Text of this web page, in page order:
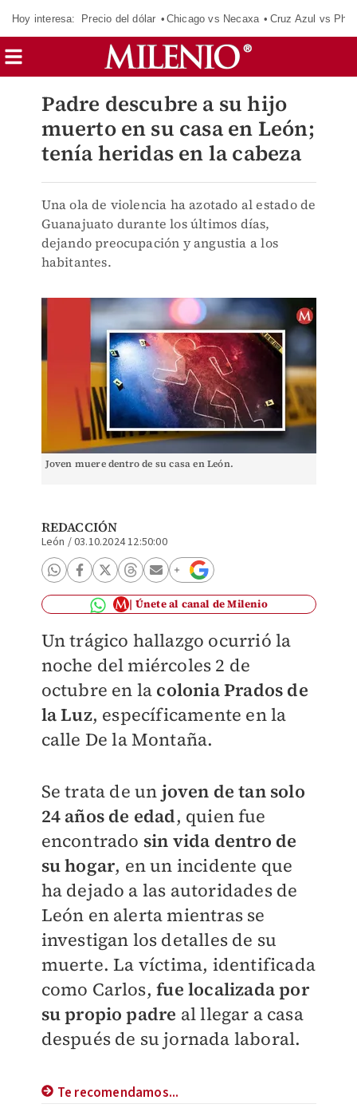
Hoy interesa: Precio del dólar Chicago vs Necaxa Cruz Azul vs
Padre descubre a su hijo
muerto en su casa en León;
tenía heridas en la cabeza
Una ola de violencia ha azotado al estado de
Guanajuato durante los últimos días,
dejando preocupación y angustia a los
habitantes.
Joven muere dentro de su casa en León.
REDACCIÓN
León /03.10.2024 12:50:00
Únete al canal de Milenio
Un trágico hallazgo ocurrió la
noche del miércoles 2 de
octubre en la colonia Prados de
la Luz, específicamente en la
calle De la Montaña.
Se trata de un joven de tan solo
24 años de edad, quien fue
encontrado sin vida dentro de
su hogar, en un incidente que
ha dejado a las autoridades de
León en alerta mientras se
investigan los detalles de su
muerte.La víctima, identificada
como Carlos,fue localizada por
su propio padre al llegar a casa
después de su jornada laboral.
Te recomendamos...